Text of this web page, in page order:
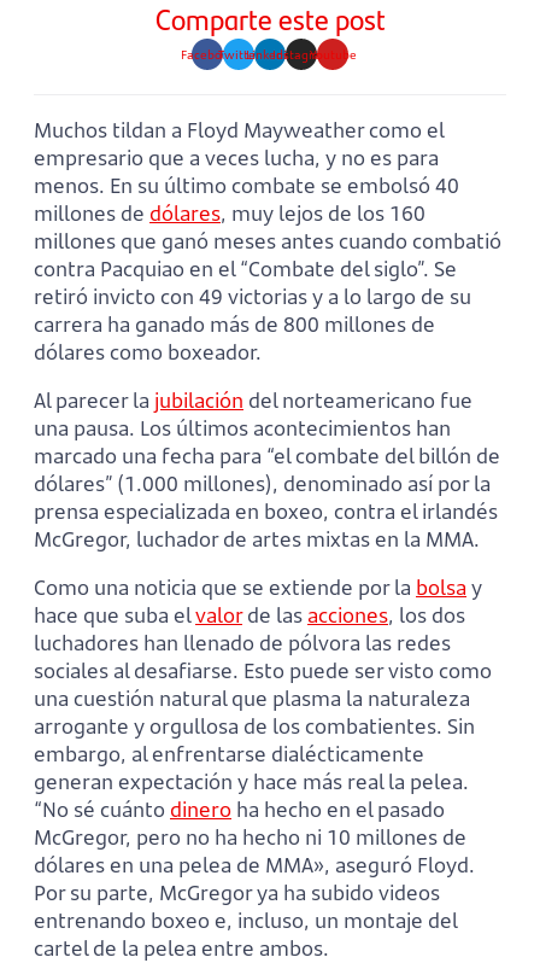
Comparte este post
FacebookTwitterLinkedinInstagramYoutube
Muchos tildan a Floyd Mayweather como el
empresario que a veces lucha, y no es para
menos. En su último combate se embolsó 40
millones de dólares, muy lejos de los 160
millones que ganó meses antes cuando combatió
contra Pacquiao en el “Combate del siglo”. Se
retiró invicto con 49 victorias y a lo largo de su
carrera ha ganado más de 800 millones de
dólares como boxeador.
Al parecer la jubilación del norteamericano fue
una pausa. Los últimos acontecimientos han
marcado una fecha para “el combate del billón de
dólares” (1.000 millones), denominado así por la
prensa especializada en boxeo, contra el irlandés
McGregor, luchador de artes mixtas en la MMA.
Como una noticia que se extiende por la bolsa y
hace que suba elvalorde las acciones, los dos
luchadores han llenado de pólvora las redes
sociales al desafiarse. Esto puede ser visto como
una cuestión natural que plasma la naturaleza
arrogante y orgullosa de los combatientes. Sin
embargo, al enfrentarse dialécticamente
generan expectación y hace más real la pelea.
“No sé cuánto dinero ha hecho en el pasado
McGregor, pero no ha hecho ni 10 millones de
dólares en una pelea de MMA», aseguró Floyd.
Por su parte, McGregor ya ha subido videos
entrenando boxeo e, incluso, un montaje del
cartel de la pelea entre ambos.